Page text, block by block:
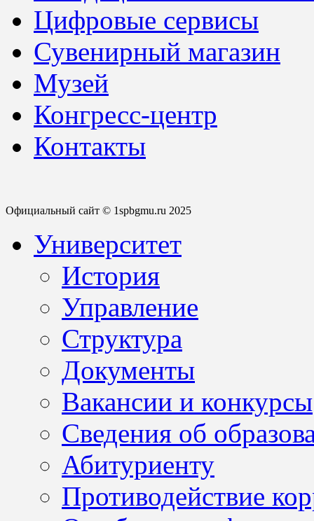
Цифровые сервисы
Сувенирный магазин
Музей
Конгресс-центр
Контакты
Официальный сайт © 1spbgmu.ru 2025
Университет
История
Управление
Структура
Документы
Вакансии и конкурсы
Сведения об
Абитуриенту
Противодействие